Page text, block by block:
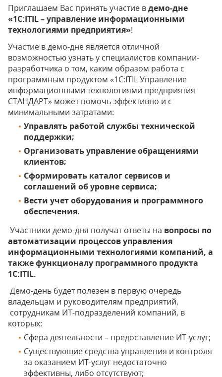
Приглашаем Вас принять участие вдемо-дне
«1С:ITIL – управление информационными
технологиями предприятия»!
Участие в демо-дне является отличной
возможностью узнать у специалистов компании-
разработчика о том, каким образом работа с
программным продуктом «1С:ITIL Управление
информационными технологиями предприятия
СТАНДАРТ» может помочь эффективно и с
минимальными затратами:
Управлять работой службы технической
поддержки;
Организовать управление обращениями
клиентов;
Сформировать каталог сервисов и
соглашений об уровне сервиса;
Вести учет оборудования и программного
обеспечения.
Участники демо-дня получат ответы на вопросы по
автоматизации процессов управления
информационными технологиями компаний, а
также функционалу программного продукта
1С:ITIL.
Демо-день будет полезен в первую очередь
владельцам и руководителям предприятий,
сотрудникам ИТ-подразделений компаний, в
которых:
Сфера деятельности – предоставление ИТ-услуг;
Существующие средства управления и контроля
за оказанием ИТ-услуг недостаточно
эффективны, либо отсутствуют;